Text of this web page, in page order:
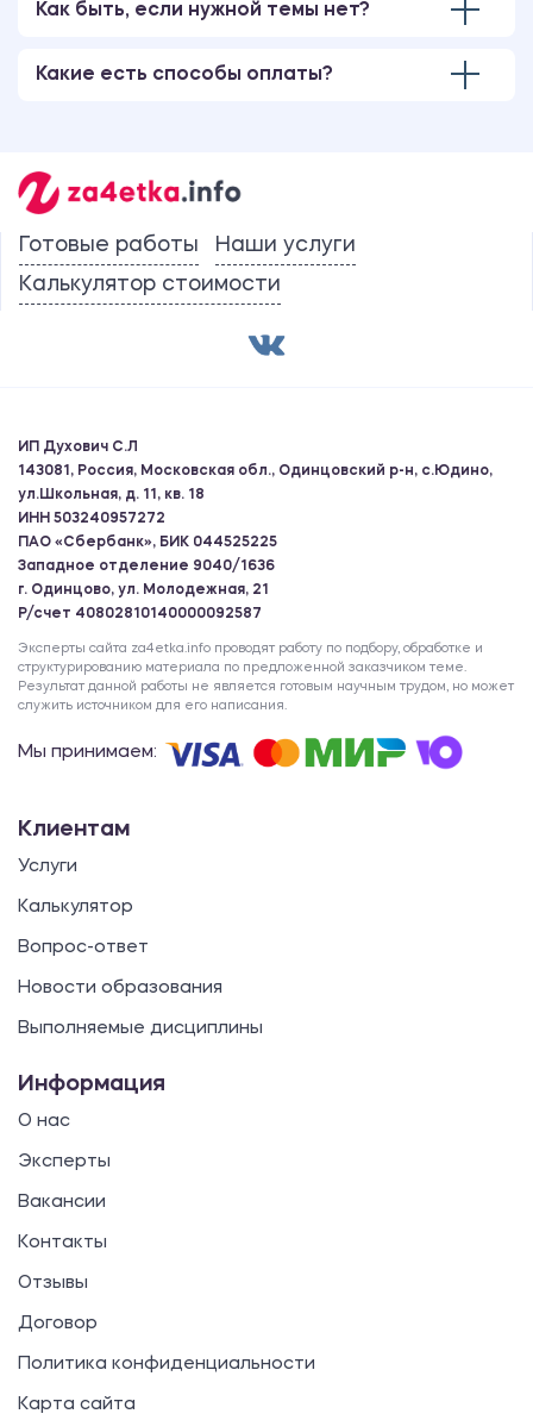
Как быть, если нужной темы нет?
Какие есть способы оплаты?
Готовые работы
Наши услуги
Калькулятор стоимости
ИП Духович С.Л
143081, Россия, Московская обл., Одинцовский р-н, с.Юдино,
ул.Школьная, д. 11, кв. 18
ИНН 503240957272
ПАО «Сбербанк», БИК 044525225
Западное отделение 9040/1636
г. Одинцово, ул. Молодежная, 21
Р/счет 40802810140000092587
Эксперты сайта za4etka.info проводят работу по подбору, обработке и
структурированию материала по предложенной заказчиком теме.
Результат данной работы не является готовым научным трудом, но может
служить источником для его написания.
Мы принимаем:
Клиентам
Услуги
Калькулятор
Вопрос-ответ
Новости образования
Выполняемые дисциплины
Информация
О нас
Эксперты
Вакансии
Контакты
Отзывы
Договор
Политика конфиденциальности
Карта сайта